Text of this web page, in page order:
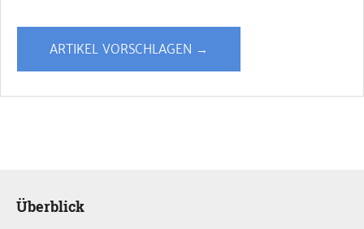
ARTIKEL VORSCHLAGEN →
Überblick